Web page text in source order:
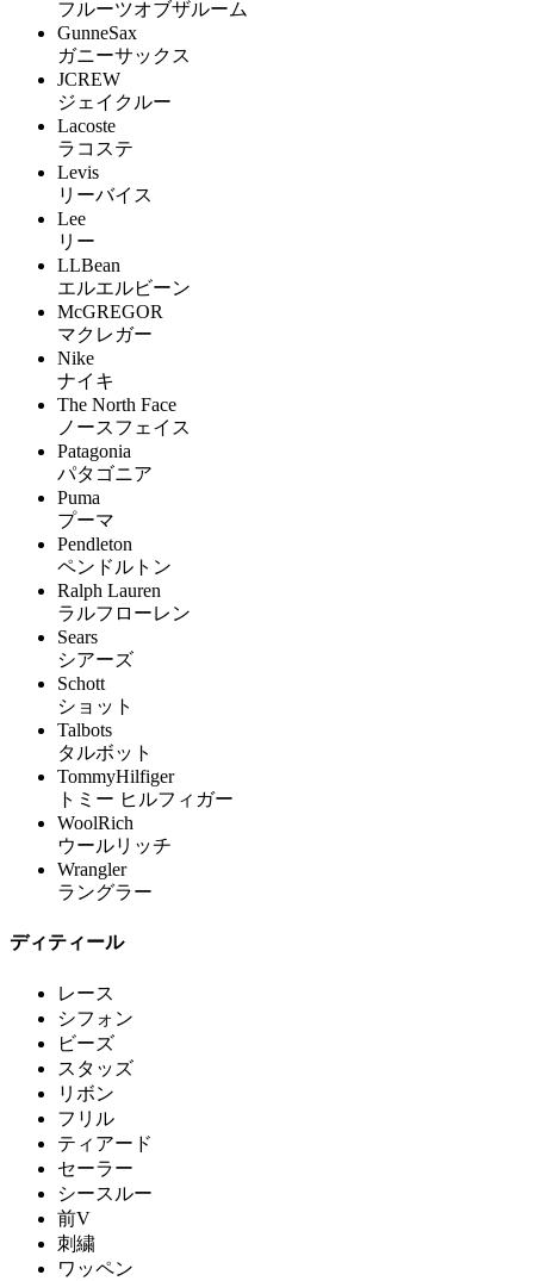
フルーツオブザルーム
GunneSax
ガニーサックス
JCREW
ジェイクルー
Lacoste
ラコステ
Levis
リーバイス
Lee
リー
LLBean
エルエルビーン
McGREGOR
マクレガー
Nike
ナイキ
The North Face
ノースフェイス
Patagonia
パタゴニア
Puma
プーマ
Pendleton
ペンドルトン
Ralph Lauren
ラルフローレン
Sears
シアーズ
Schott
ショット
Talbots
タルボット
TommyHilfiger
トミー ヒルフィガー
WoolRich
ウールリッチ
Wrangler
ラングラー
ディティール
レース
シフォン
ビーズ
スタッズ
リボン
フリル
ティアード
セーラー
シースルー
前V
刺繍
ワッペン